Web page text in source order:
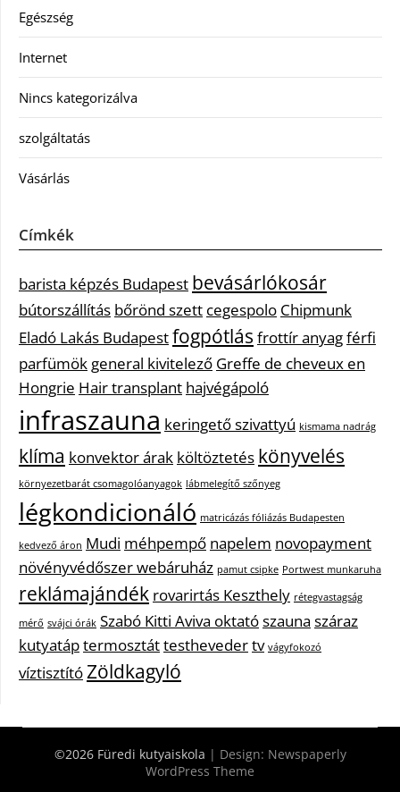
Egészség
Internet
Nincs kategorizálva
szolgáltatás
Vásárlás
Címkék
barista képzés Budapest bevásárlókosár
bútorszállítás bőrönd szett cegespolo Chipmunk
Eladó Lakás Budapestfogpótlás frottír anyagférfi
parfümök general kivitelező Greffe de cheveux en
Hongrie Hair transplant hajvégápoló
infraszauna keringető szivattyú kismama nadrág
klíma konvektor árak költöztetés könyvelés
környezetbarát csomagolóanyagok lábmelegítő szőnyeg
légkondicionáló matricázás fóliázás Budapesten
kedvező áron Mudi méhpempő napelem novopayment
növényvédőszer webáruház pamut csipke Portwest munkaruha
reklámajándék rovarirtás Keszthely rétegvastagság
mérő svájci órák Szabó Kitti Aviva oktatószauna száraz
kutyatáptermosztáttesthevedertv vágyfokozó
víztisztítóZöldkagyló
©2026 Füredi kutyaiskola | Design: Newspaperly
WordPress Theme